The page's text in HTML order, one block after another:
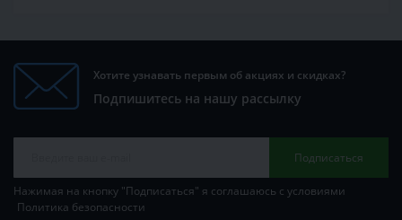
Хотите узнавать первым об акциях и скидках?
Подпишитесь на нашу рассылку
Подписаться
Нажимая на кнопку "Подписаться" я соглашаюсь с условиями
Политика безопасности